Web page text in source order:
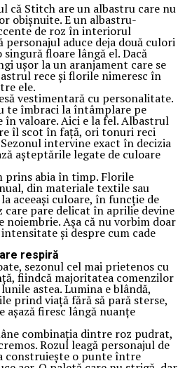
că Stitch are un albastru care nu
obișnuite. E un albastru-
de roz în interiorul
personajul aduce deja două culori
floare lângă el. Dacă
ușor la un aranjament care se
rece și florile nimeresc în
ele.
vestimentară cu personalitate.
te îmbraci la întâmplare pe
în valoare. Aici e la fel. Albastrul
îl scot în față, ori tonuri reci
intervine exact în decizia
așteptările legate de culoare
prins abia în timp. Florile
din materiale textile sau
aceeași culoare, în funcție de
pare delicat în aprilie devine
Așa că nu vorbim doar
și despre cum cade
respiră
sezonul cel mai prietenos cu
fiindcă majoritatea comenzilor
astea. Lumina e blândă,
prind viață fără să pară sterse,
așază firesc lângă nuanțe
combinația dintre roz pudrat,
Rozul leagă personajul de
construiește o punte între